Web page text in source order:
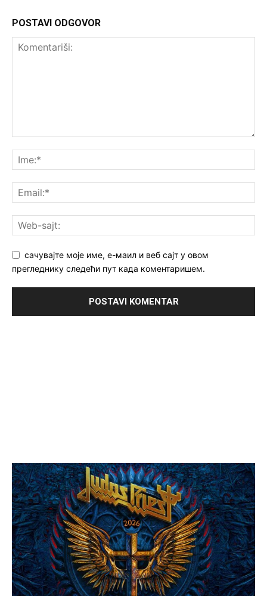
POSTAVI ODGOVOR
сачувајте моје име, е-маил и веб сајт у овом
прегледнику следећи пут када коментаришем.